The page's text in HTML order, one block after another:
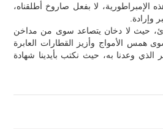
لا بفعل صاروخ أطلقناه،
وإرادة.
حيث لا دخان يتصاعد سوى من مداخن
همس الأمواج وأزيز القطارات العابرة
وعدنا به، حيث نكتب بأيدينا شهادة